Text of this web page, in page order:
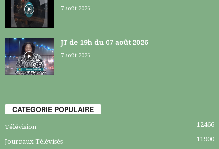
7 août 2026
JT de 19h du 07 août 2026
7 août 2026
CATÉGORIE POPULAIRE
Télévision 12466
Journaux Télévisés 11900